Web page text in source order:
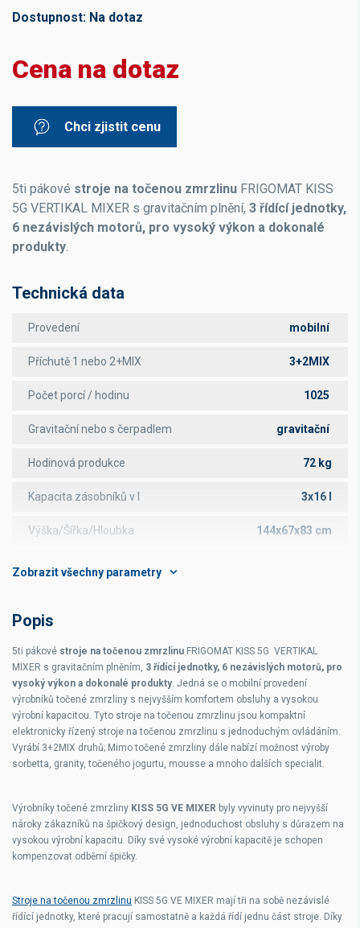
Dostupnost: Na dotaz
Cena na dotaz
Chci zjistit cenu
5ti pákové stroje na točenou zmrzlinu FRIGOMAT KISS
5G VERTIKAL MIXER s gravitačním plnění, 3 řídící jednotky,
6 nezávislých motorů, pro vysoký výkon a dokonalé
produkty.
Technická data
Provedení mobilní
Příchutě 1 nebo 2+MIX 3+2MIX
Počet porcí / hodinu 1025
Gravitační nebo s čerpadlem gravitační
Hodinová produkce 72 kg
Kapacita zásobníků v l 3x16 l
Výška/Šířka/Hloubka 144x67x83 cm
Napájení
Váha 350 kg
Popis
5ti pákové stroje na točenou zmrzlinu FRIGOMAT KISS 5G VERTIKAL
MIXER s gravitačním plněním, 3 řídící jednotky, 6 nezávislých motorů, pro
vysoký výkon a dokonalé produkty. Jedná se o mobilní provedení
výrobníků točené zmrzliny s nejvyšším komfortem obsluhy a vysokou
výrobní kapacitou. Tyto stroje na točenou zmrzlinu jsou kompaktní
elektronicky řízený stroje na točenou zmrzlinu s jednoduchým ovládáním.
Vyrábí 3+2MIX druhů; Mimo točené zmrzliny dále nabízí možnost výroby
sorbetta, granity, točeného jogurtu, mousse a mnoho dalších specialit.
Výrobníky točené zmrzliny KISS 5G VE MIXER byly vyvinuty pro nejvyšší
nároky zákazníků na špičkový design, jednoduchost obsluhy s důrazem na
vysokou výrobní kapacitu. Díky své vysoké výrobní kapacitě je schopen
kompenzovat odběrní špičky.
Stroje na točenou zmrzlinu KISS 5G VE MIXER mají tři na sobě nezávislé
řídící jednotky, které pracují samostatně a každá řídí jednu část stroje. Díky